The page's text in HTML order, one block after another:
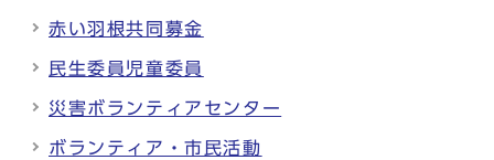
赤い羽根共同募金
民生委員児童委員
災害ボランティアセンター
ボランティア・市民活動